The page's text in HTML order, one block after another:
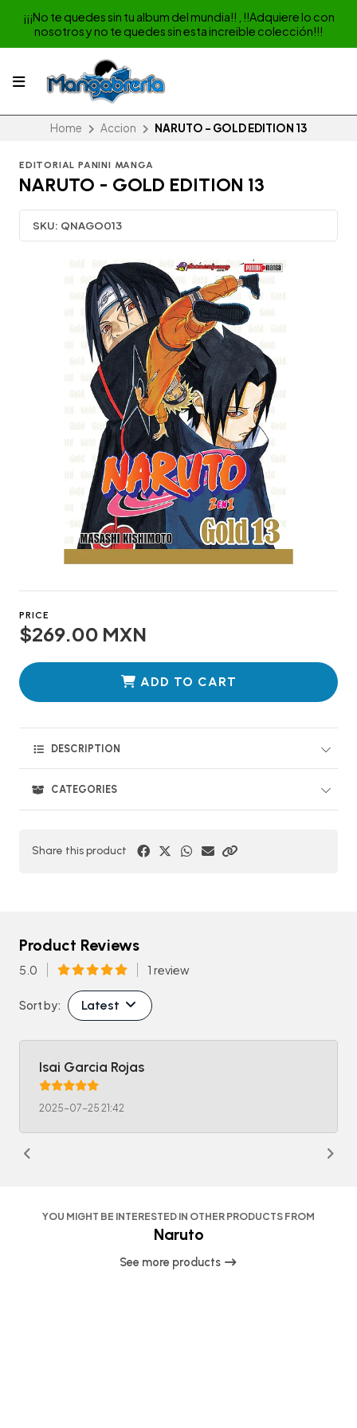
¡¡¡No te quedes sin tu album del mundia!! , !!Adquiere lo con
nosotros y no te quedes sin esta increible colección!!!
Home Accion NARUTO - GOLD EDITION 13
EDITORIAL PANINI MANGA
NARUTO - GOLD EDITION 13
SKU: QNAGO013
PRICE
$269.00 MXN
ADD TO CART
DESCRIPTION
CATEGORIES
Share this product
Product Reviews
5.0 1 review
Sort by: Latest
Isai Garcia Rojas
2025-07-25 21:42
YOU MIGHT BE INTERESTED IN OTHER PRODUCTS FROM
Naruto
See more products